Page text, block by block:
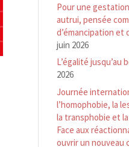
Pour une
autrui, pensée
d’émancipation et
juin 2026
L’égalité jusqu’au
2026
Journée
l’homophobie, la
la transphobie et
Face aux
ouvrir un nouveau